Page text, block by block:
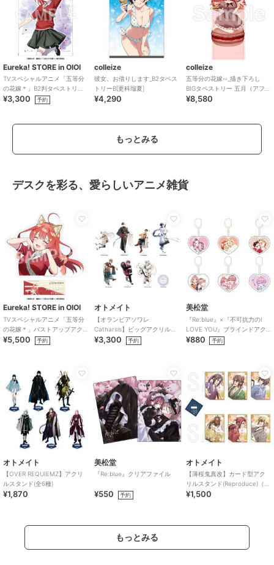
Eureka! STORE in OIOI
TVスペシャルアニメ「五等分
の花嫁＊」B2判タペストリ
ー 二乃
¥3,300 予約
colleize
彼女、お借りします_B2タペス
トリーB[更科瑠夏]
¥4,290
colleize
五等分の花嫁∽_描き下ろし
BIGタペストリー 五月（アフタ
ヌーンティーVer.）
¥8,580
もっとみる
デスクを彩る、愛らしいアニメ雑貨
Eureka! STORE in OIOI
TVスペシャルアニメ「五等分
の花嫁＊」バストアップアク
リルメガスタンド 五月
¥5,500 予約
オトメイト
【オランピアソワレ
Catharsis】ビッグアクリルス
タンド(全7種)
¥3,300 予約
美松堂
『Re:blue』×『不可抗力のI
LOVE YOU』ブラインドアク
リルキーホルダー（全6種）
¥880 予約
オトメイト
【OVER REQUIEMZ】アクリ
ルスタンド(全6種)
¥1,870
美松堂
『Re:blue』クリアファイル
¥550 予約
オトメイト
【薄桜鬼真改】カード型アク
リルスタンド(Reproduce)（ラ
ンダム全6種）
¥1,500
もっとみる